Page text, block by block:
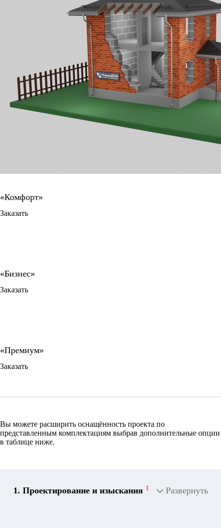
Заказать
Заказать
Заказать
Вы можете расширить оснащённость проекта по
представленным комплектациям выбрав дополнительные опции
в таблице ниже.
1. Проектирование и изыскания 1 Развернуть